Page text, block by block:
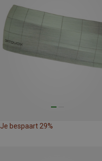
Je bespaart 29%